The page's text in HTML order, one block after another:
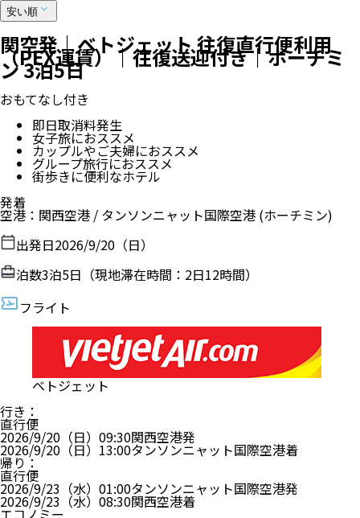
安い順
関空発｜ベトジェット 往復直行便利用
（PEX運賃）｜往復送迎付き｜ホーチミ
ン 3泊5日
おもてなし付き
即日取消料発生
女子旅におススメ
カップルやご夫婦におススメ
グループ旅行におススメ
街歩きに便利なホテル
発着
空港 ： 関西空港 / タンソンニャット国際空港 (ホーチミン)
出発日2026/9/20（日）
泊数3泊5日（現地滞在時間： 2日12時間）
フライト
ベトジェット
行き ：
直行便
2026/9/20（日） 09:30関西空港発
2026/9/20（日） 13:00タンソンニャット国際空港着
帰り ：
直行便
2026/9/23（水） 01:00タンソンニャット国際空港発
2026/9/23（水） 08:30関西空港着
エコノミー